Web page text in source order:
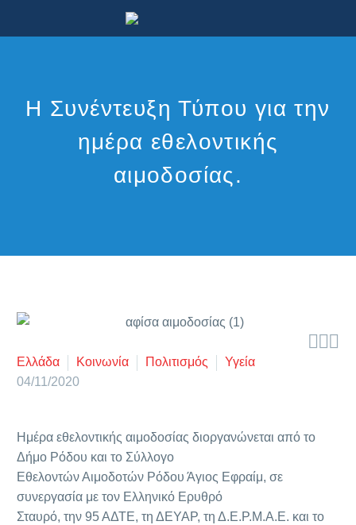
Η Συνέντευξη Τύπου για την
ημέρα εθελοντικής
αιμοδοσίας.

Ελλάδα Κοινωνία Πολιτισμός
Υγεία
04/11/2020
Ημέρα εθελοντικής αιμοδοσίας διοργανώνεται από το
Δήμο Ρόδου και το Σύλλογο
Εθελοντών Αιμοδοτών Ρόδου Άγιος Εφραίμ, σε
συνεργασία με τον Ελληνικό Ερυθρό
Σταυρό, την 95 ΑΔΤΕ, τη ΔΕΥΑΡ, τη Δ.Ε.Ρ.Μ.Α.Ε. και το